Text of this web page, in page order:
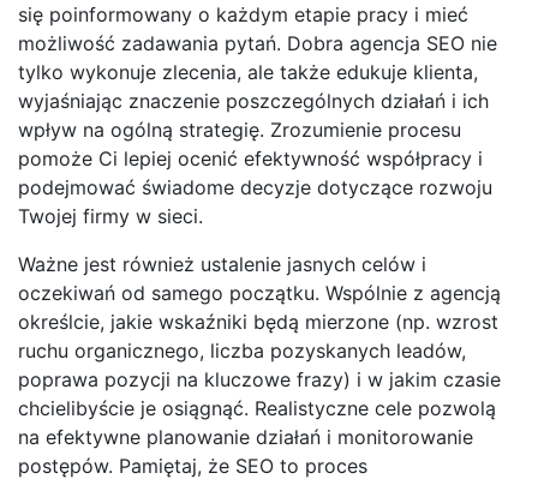
się poinformowany o każdym etapie pracy i mieć
możliwość zadawania pytań. Dobra agencja SEO nie
tylko wykonuje zlecenia, ale także edukuje klienta,
wyjaśniając znaczenie poszczególnych działań i ich
wpływ na ogólną strategię. Zrozumienie procesu
pomoże Ci lepiej ocenić efektywność współpracy i
podejmować świadome decyzje dotyczące rozwoju
Twojej firmy w sieci.
Ważne jest również ustalenie jasnych celów i
oczekiwań od samego początku. Wspólnie z agencją
określcie, jakie wskaźniki będą mierzone (np. wzrost
ruchu organicznego, liczba pozyskanych leadów,
poprawa pozycji na kluczowe frazy) i w jakim czasie
chcielibyście je osiągnąć. Realistyczne cele pozwolą
na efektywne planowanie działań i monitorowanie
postępów. Pamiętaj, że SEO to proces